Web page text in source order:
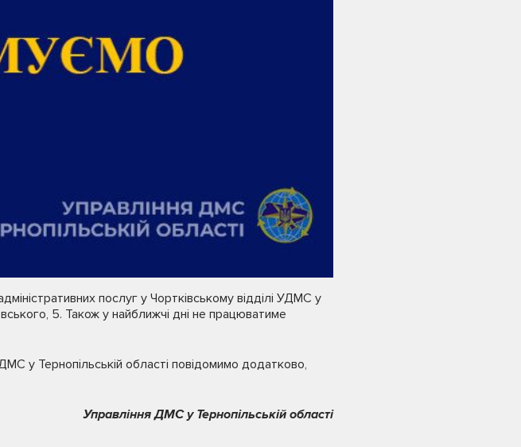
послуг у Чортківському відділі УДМС у
5. Також у найближчі дні не працюватиме
у Тернопільській області повідомимо додатково,
Управління ДМС у Тернопільській області